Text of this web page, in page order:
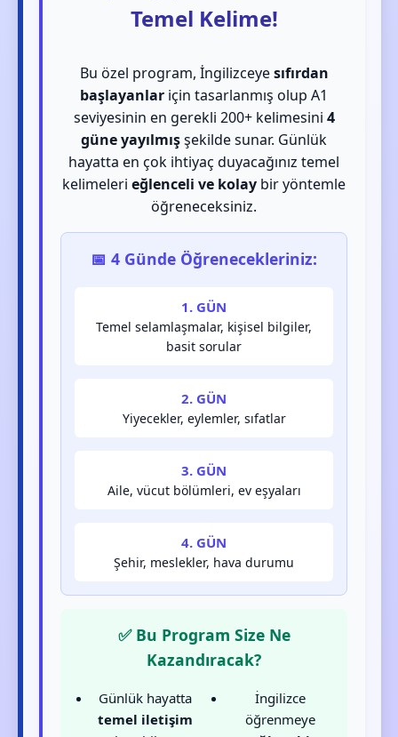
Temel Kelime!
Bu özel program, İngilizceyesıfırdan
başlayanlar için tasarlanmış olup A1
seviyesinin en gerekli 200+ kelimesini 4
güne yayılmışşekilde sunar. Günlük
hayatta en çok ihtiyaç duyacağınız temel
kelimelerieğlenceli ve kolay bir yöntemle
öğreneceksiniz.
📅 4 Günde Öğrenecekleriniz:
1. GÜN
Temel selamlaşmalar, kişisel bilgiler,
basit sorular
2. GÜN
Yiyecekler, eylemler, sıfatlar
3. GÜN
Aile, vücut bölümleri, ev eşyaları
4. GÜN
Şehir, meslekler, hava durumu
✅ Bu Program Size Ne
Kazandıracak?
Günlük hayatta
temel iletişim
İngilizce
öğrenmeye